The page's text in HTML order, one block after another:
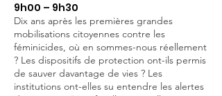
9h00 – 9h30
Dix ans après les premières grandes
mobilisations citoyennes contre les
féminicides, où en sommes-nous réellement
? Les dispositifs de protection ont-ils permis
de sauver davantage de vies ? Les
institutions ont-elles su entendre les alertes